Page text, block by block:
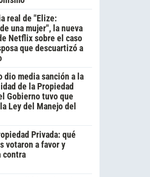
real de "Elize:
una mujer", la nueva
Netflix sobre el caso
que descuartizó a
dio media sanción a la
de la Propiedad
Gobierno tuvo que
Ley del Manejo del
Privada: qué
votaron a favor y
contra